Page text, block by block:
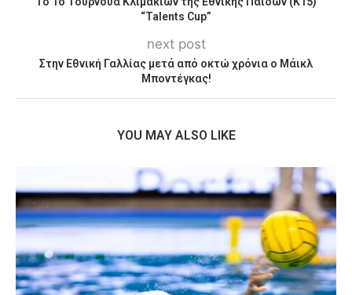
“Talents Cup”
next post
Στην Εθνική Γαλλίας μετά από οκτώ χρόνια ο Μάικλ
Μποντέγκας!
YOU MAY ALSO LIKE